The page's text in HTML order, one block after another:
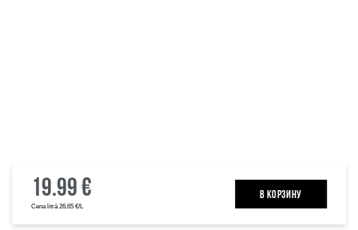
19.99 €
Cena litrā 26.65 €/L
B КОРЗИНУ